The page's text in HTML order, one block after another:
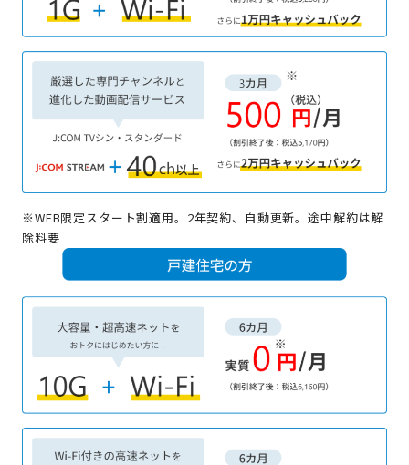
※WEB限定スタート割適用。2年契約、自動更新。途中解約は解
除料要